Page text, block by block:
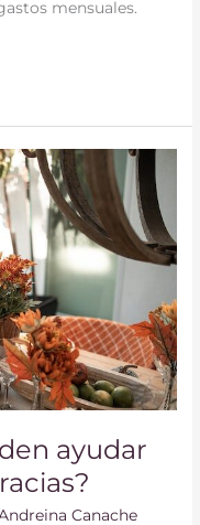
mensuales.
ayudar
Canache